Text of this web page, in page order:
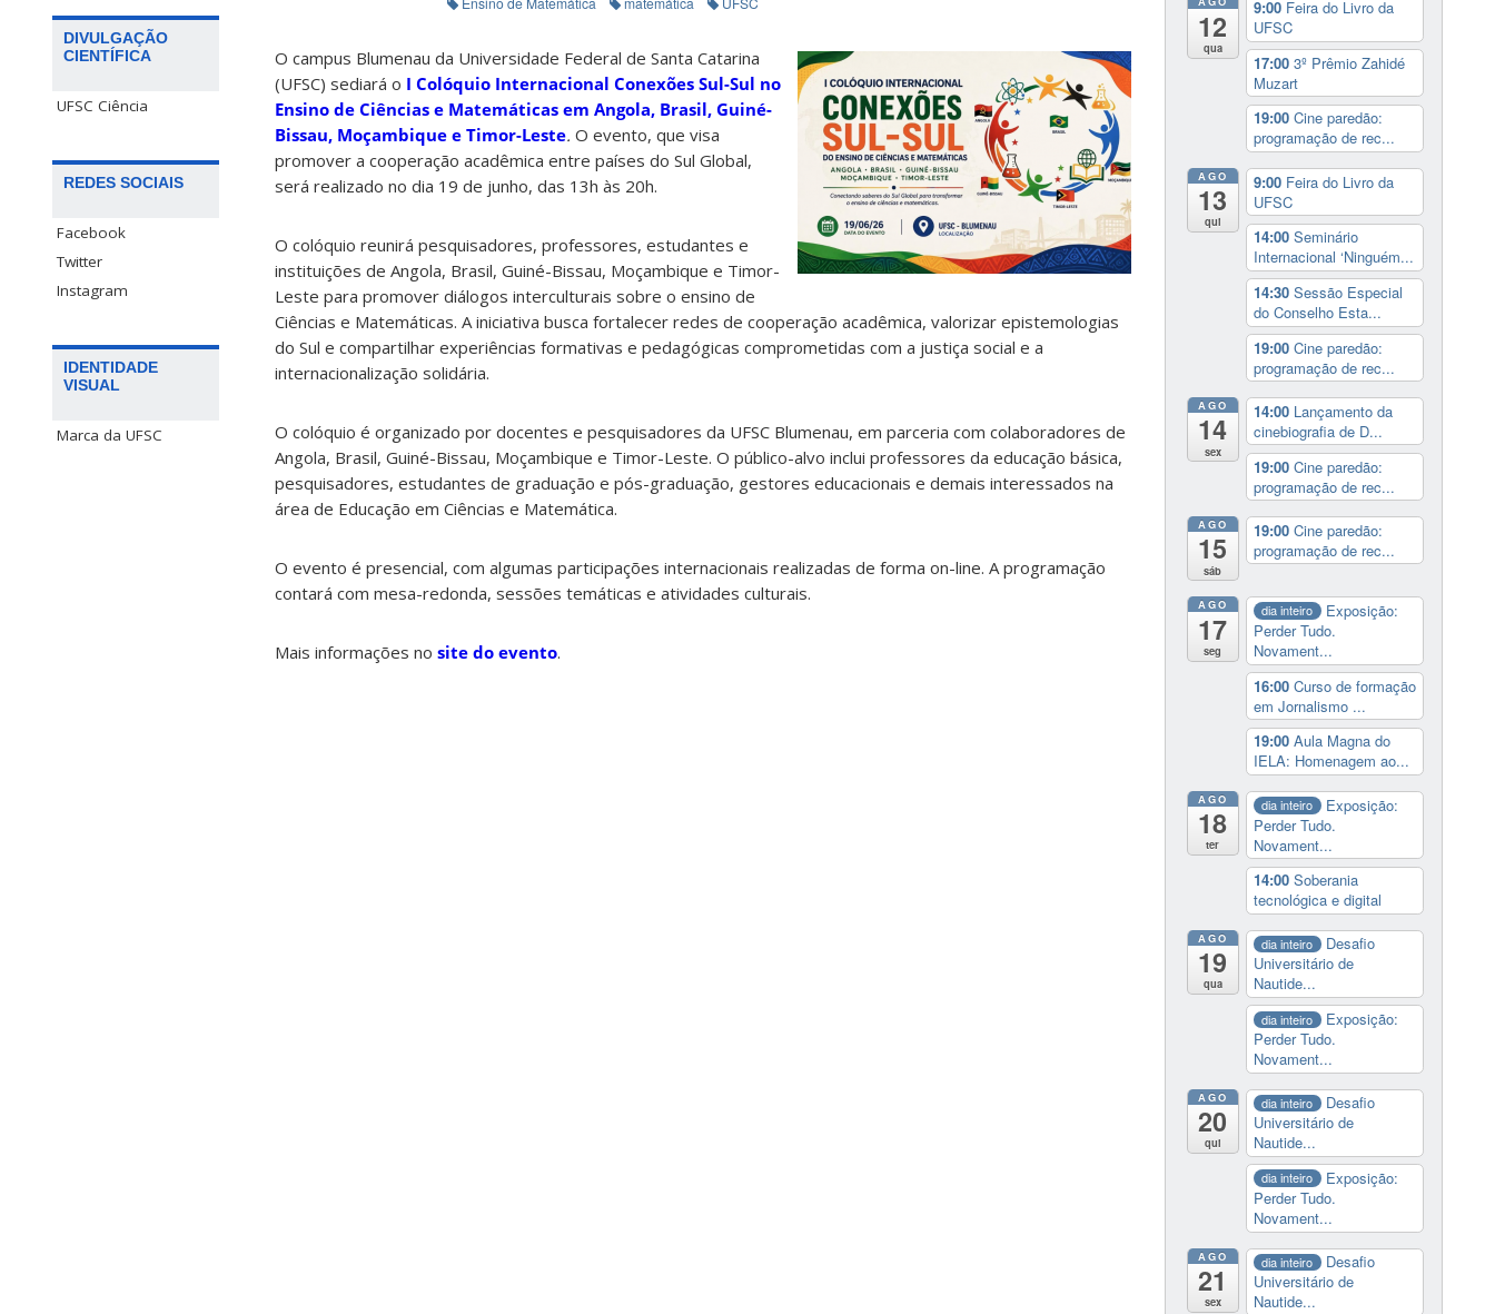
DIVULGAÇÃO
CIENTÍFICA
UFSC Ciência
REDES SOCIAIS
Facebook
Twitter
Instagram
IDENTIDADE
VISUAL
Marca da UFSC
O campus Blumenau da Universidade Federal de Santa Catarina
(UFSC) sediará o I Colóquio Internacional Conexões Sul-Sul no
Ensino de Ciências e Matemáticas em Angola, Brasil, Guiné-
Bissau, Moçambique e Timor-Leste. O evento, que visa
promover a cooperação acadêmica entre países do Sul Global,
será realizado no dia 19 de junho, das 13h às 20h.
O colóquio reunirá pesquisadores, professores, estudantes e
instituições de Angola, Brasil, Guiné-Bissau, Moçambique e Timor-
Leste para promover diálogos interculturais sobre o ensino de
Ciências e Matemáticas. A iniciativa busca fortalecer redes de cooperação acadêmica, valorizar epistemologias
do Sul e compartilhar experiências formativas e pedagógicas comprometidas com a justiça social e a
internacionalização solidária.
O colóquio é organizado por docentes e pesquisadores da UFSC Blumenau, em parceria com colaboradores de
Angola, Brasil, Guiné-Bissau, Moçambique e Timor-Leste. O público-alvo inclui professores da educação básica,
pesquisadores, estudantes de graduação e pós-graduação, gestores educacionais e demais interessados na
área de Educação em Ciências e Matemática.
O evento é presencial, com algumas participações internacionais realizadas de forma on-line. A programação
contará com mesa-redonda, sessões temáticas e atividades culturais.
Mais informações no site do evento.
12
qua
9:00 Feira do Livro da
UFSC
17:00 3º Prêmio Zahidé
Muzart
19:00 Cine paredão:
programação de rec...
AGO
13
qui
9:00 Feira do Livro da
UFSC
14:00 Seminário
Internacional ‘Ninguém...
14:30 Sessão Especial
do Conselho Esta...
19:00 Cine paredão:
programação de rec...
AGO
14
sex
14:00 Lançamento da
cinebiografia de D...
19:00 Cine paredão:
programação de rec...
AGO
15
sáb
19:00 Cine paredão:
programação de rec...
AGO
17
seg
dia inteiro
Exposição:
Perder Tudo.
Novament...
16:00 Curso de formação
em Jornalismo ...
19:00 Aula Magna do
IELA: Homenagem ao...
AGO
18
ter
dia inteiro
Exposição:
Perder Tudo.
Novament...
14:00 Soberania
tecnológica e digital
AGO
19
qua
dia inteiro
Desafio
Universitário de
Nautide...
dia inteiro
Exposição:
Perder Tudo.
Novament...
AGO
20
qui
dia inteiro
Desafio
Universitário de
Nautide...
dia inteiro
Exposição:
Perder Tudo.
Novament...
AGO
21
sex
dia inteiro
Desafio
Universitário de
Nautide...